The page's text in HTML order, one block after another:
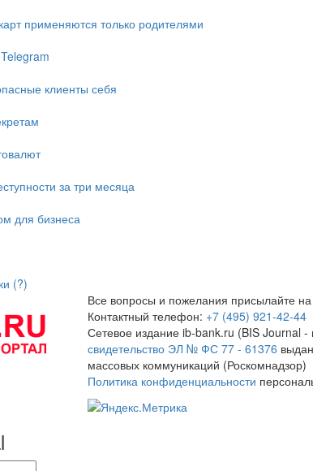
применяются только родителями
клиенты себя
за три месяца
для бизнеса
(?)
Все вопросы и пожелания присылайте на
Контактный телефон: +7 (495) 921-42-44
Сетевое издание ib-bank.ru (BIS Journal
свидетельство ЭЛ № ФС 77 - 61376
массовых коммуникаций (Роскомнадзор)
Политика конфиденциальности